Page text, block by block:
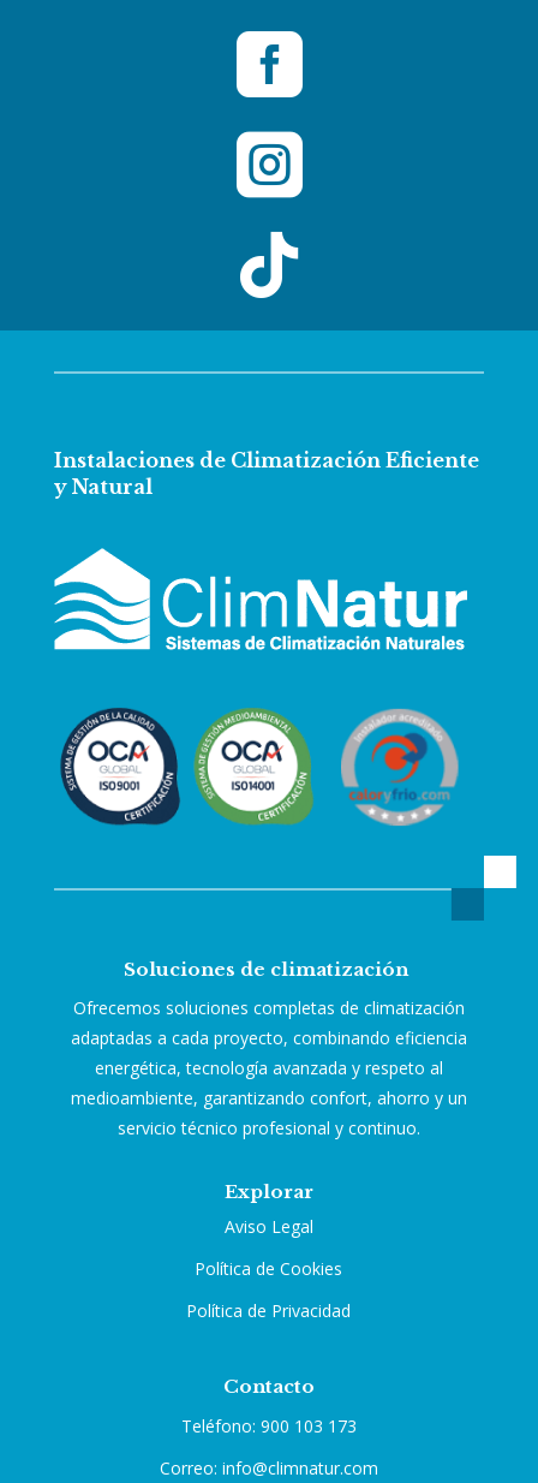



Instalaciones de Climatización Eficiente
y Natural
Soluciones de climatización
Ofrecemos soluciones completas de climatización
adaptadas a cada proyecto, combinando eficiencia
energética, tecnología avanzada y respeto al
medioambiente, garantizando confort, ahorro y un
servicio técnico profesional y continuo.
Explorar
Aviso Legal
Política de Cookies
Política de Privacidad
Contacto
Teléfono: 900 103 173
Correo: info@climnatur.com